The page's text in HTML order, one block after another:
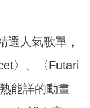
選人氣歌單，
〉、〈Futari
能詳的動畫